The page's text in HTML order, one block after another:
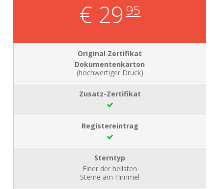
€ 29 95
Dokumentenkarton
(hochwertiger Druck)
Einer der hellsten
Sterne am Himmel